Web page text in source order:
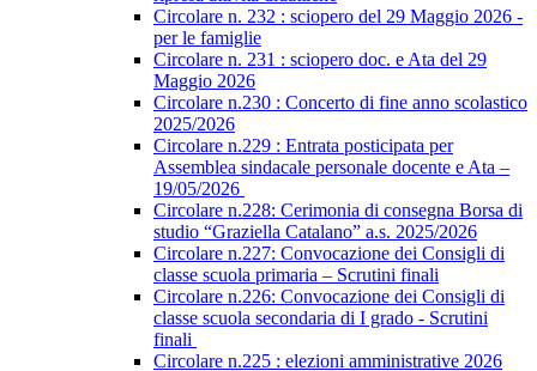
Circolare n. 232 : sciopero del 29 Maggio 2026 -
per le famiglie
Circolare n. 231 : sciopero doc. e Ata del 29
Maggio 2026
Circolare n.230 : Concerto di fine anno scolastico
2025/2026
Circolare n.229 : Entrata posticipata per
Assemblea sindacale personale docente e Ata –
19/05/2026
Circolare n.228: Cerimonia di consegna Borsa di
studio “Graziella Catalano” a.s. 2025/2026
Circolare n.227: Convocazione dei Consigli di
classe scuola primaria – Scrutini finali
Circolare n.226: Convocazione dei Consigli di
classe scuola secondaria di I grado - Scrutini
finali
Circolare n.225 : elezioni amministrative 2026